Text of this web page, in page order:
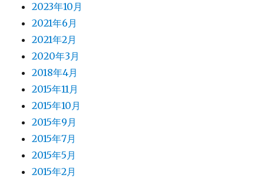
2023年10月
2021年6月
2021年2月
2020年3月
2018年4月
2015年11月
2015年10月
2015年9月
2015年7月
2015年5月
2015年2月